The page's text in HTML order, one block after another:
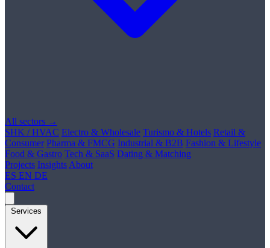
All sectors →
SHK / HVAC Electro & Wholesale Turismo & Hotels Retail &
Consumer Pharma & FMCG Industrial & B2B Fashion & Lifestyle
Food & Gastro Tech & SaaS Dating & Matching
Projects Insights About
ES EN DE
Contact
Services